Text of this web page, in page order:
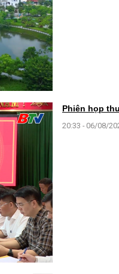
Phiên họp
20:33 - 06/08/